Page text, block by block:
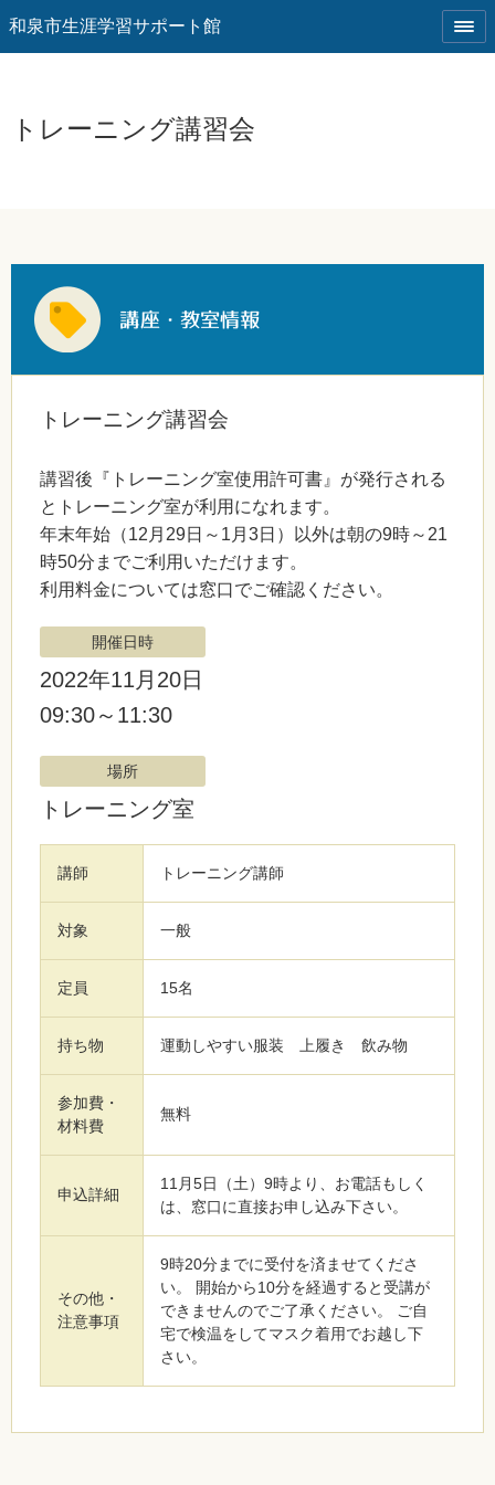
和泉市生涯学習サポート館
トレーニング講習会
トレーニング講習会
講習後『トレーニング室使用許可書』が発行される
とトレーニング室が利用になれます。
年末年始（12月29日～1月3日）以外は朝の9時～21
時50分までご利用いただけます。
利用料金については窓口でご確認ください。
開催日時
2022年11月20日
09:30～11:30
場所
トレーニング室
講師 トレーニング講師
対象 一般
定員 15名
持ち物 運動しやすい服装 上履き 飲み物
参加費・
材料費
無料
申込詳細
11月5日（土）9時より、お電話もしく
は、窓口に直接お申し込み下さい。
その他・
注意事項
9時20分までに受付を済ませてくださ
い。 開始から10分を経過すると受講が
できませんのでご了承ください。 ご自
宅で検温をしてマスク着用でお越し下
さい。